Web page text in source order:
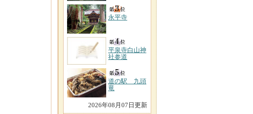
永平寺
平泉寺白山神
社参道
道の駅 九頭
竜
2026年08月07日更新